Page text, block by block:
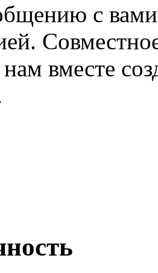
с вами
вместе